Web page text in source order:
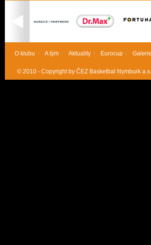
O klubu A tým Aktuality Eurocup Galerie
© 2010 - Copyright by ČEZ Basketbal Nymburk